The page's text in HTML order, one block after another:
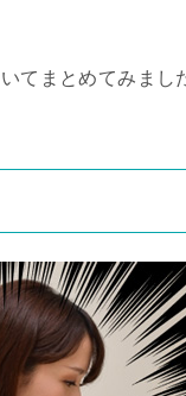
てまとめてみまし